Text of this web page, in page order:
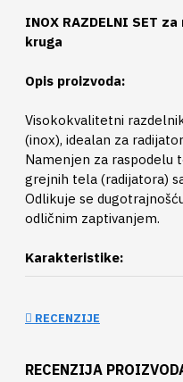
INOX RAZDELNI SET
kruga
Opis proizvoda:
Visokokvalitetni
(inox), idealan za
Namenjen za raspodelu
grejnih tela (radijatora)
Odlikuje se
odličnim zaptivanjem.
Karakteristike:
Broj izlaza: 4
Sa nosačem za
RECENZIJE
RECENZIJA